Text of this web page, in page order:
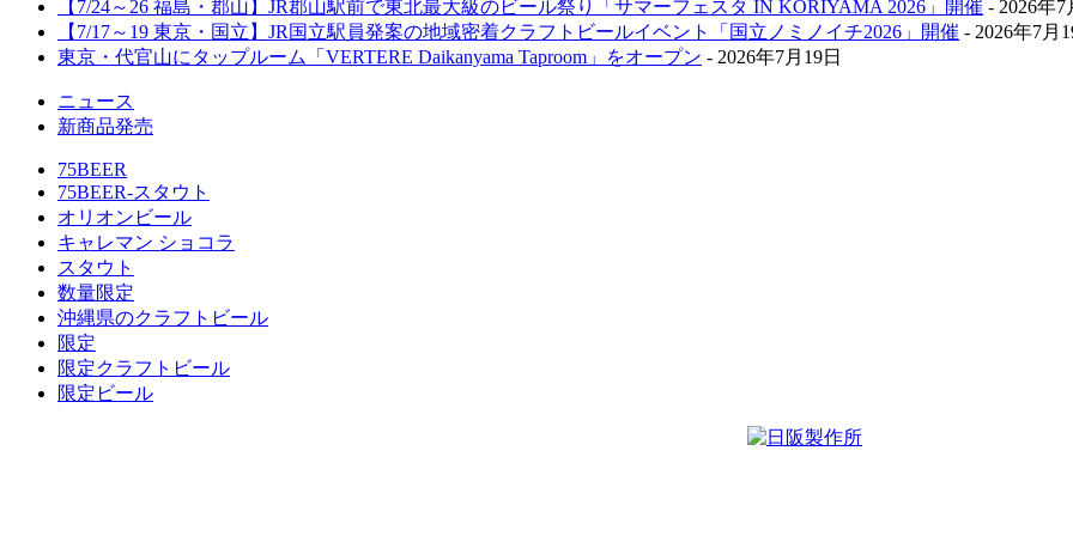
【7/24～26 福島・郡山】JR郡山駅前で東北最大級のビール祭り「サマーフェスタ IN KORIYAMA 2026」開催 - 2026年7
【7/17～19 東京・国立】JR国立駅員発案の地域密着クラフトビールイベント「国立ノミノイチ2026」開催 - 2026年7月
東京・代官山にタップルーム「VERTERE Daikanyama Taproom」をオープン - 2026年7月19日
ニュース
新商品発売
75BEER
75BEER-スタウト
オリオンビール
キャレマン ショコラ
スタウト
数量限定
沖縄県のクラフトビール
限定
限定クラフトビール
限定ビール